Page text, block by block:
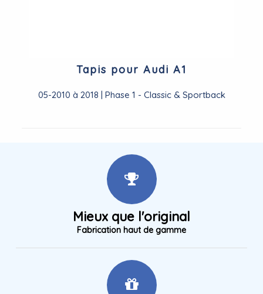
Tapis pour Audi A1
05-2010 à 2018 | Phase 1 - Classic & Sportback
Mieux que l'original
Fabrication haut de gamme